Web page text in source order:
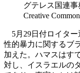
グテレス国連事
Creative
5月29日付ロイター
性的暴力に関するブ
加えた。ハマスはす
対し、イスラエルの